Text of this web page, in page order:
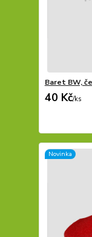
Baret BW,
40 Kč/ks
Novinka